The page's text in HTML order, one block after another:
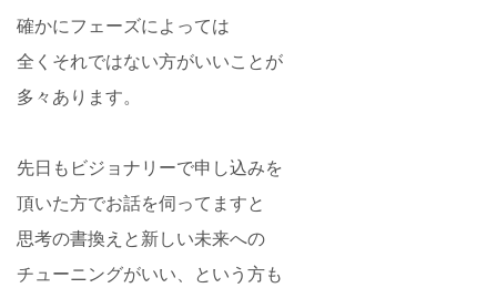
確かにフェーズによっては
全くそれではない方がいいことが
多々あります。
先日もビジョナリーで申し込みを
頂いた方でお話を伺ってますと
思考の書換えと新しい未来への
チューニングがいい、という方も